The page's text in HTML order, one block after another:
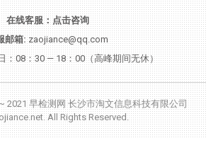
在线客服：点击咨询
邮箱:zaojiance@qq.com
：08：30 — 18：00（高峰期间无休）
2021 早检测网 长沙市淘文信息科技有限公司
All Rights Reserved.